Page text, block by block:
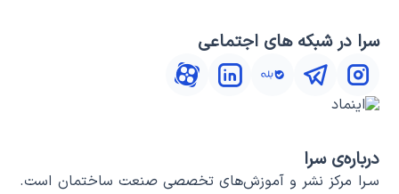
سرا در شبکه های اجتماعی
درباره‌ی سرا
سـرا مرکز نشر و آموزش‌های تخصصی صنعت ساختمان است.